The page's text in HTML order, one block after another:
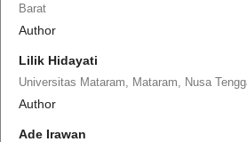
Barat
Author
Lilik Hidayati
Universitas Mataram, Mataram, Nusa
Author
Ade Irawan